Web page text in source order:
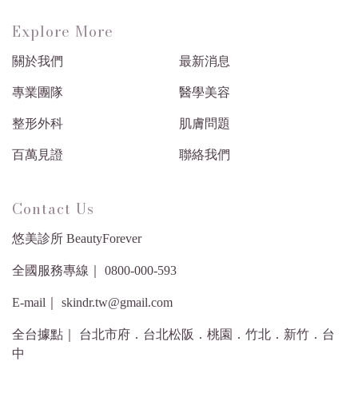
Explore More
關於我們 最新消息
專業團隊 醫學美容
整形外科 肌膚問題
百萬見證 聯絡我們
Contact Us
悠美診所 BeautyForever
全國服務專線｜ 0800-000-593
E-mail｜ skindr.tw@gmail.com
全台據點｜ 台北市府．台北松阪．桃園．竹北．新竹．台
中